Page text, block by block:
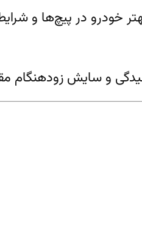
خودرو در پیچ‌ها و
و سایش